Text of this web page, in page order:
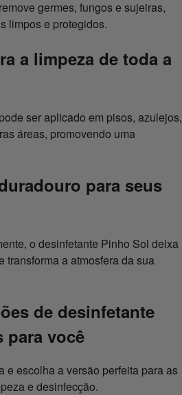
germes, fungos e sujeiras,
limpos e protegidos.
a limpeza de toda a
ser aplicado em pisos, azulejos,
áreas, promovendo uma
para seus
o desinfetante Pinho Sol deixa
transforma a atmosfera da sua
de desinfetante
para você
e escolha a versão perfeita para as
e desinfecção.